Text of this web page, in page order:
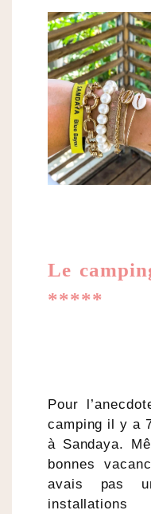
Le
*****
Pour
camping il y a
à Sandaya.
bonnes
avais pas
installations